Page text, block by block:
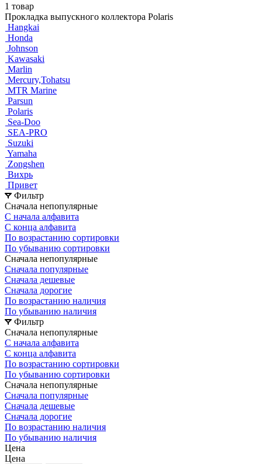
1 товар
Прокладка выпускного коллектора Polaris
Hangkai
Honda
Johnson
Kawasaki
Marlin
Mercury,Tohatsu
MTR Marine
Parsun
Polaris
Sea-Doo
SEA-PRO
Suzuki
Yamaha
Zongshen
Вихрь
Привет
Фильтр
Сначала непопулярные
С начала алфавита
С конца алфавита
По возрастанию сортировки
По убыванию сортировки
Сначала непопулярные
Сначала популярные
Сначала дешевые
Сначала дорогие
По возрастанию наличия
По убыванию наличия
Фильтр
Сначала непопулярные
С начала алфавита
С конца алфавита
По возрастанию сортировки
По убыванию сортировки
Сначала непопулярные
Сначала популярные
Сначала дешевые
Сначала дорогие
По возрастанию наличия
По убыванию наличия
Цена
Цена